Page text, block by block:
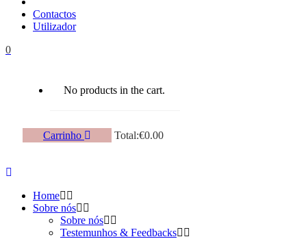
Contactos
Utilizador
0
No products in the cart.
Carrinho Total:€0.00
Home
Sobre nós
Sobre nós
Testemunhos & Feedbacks